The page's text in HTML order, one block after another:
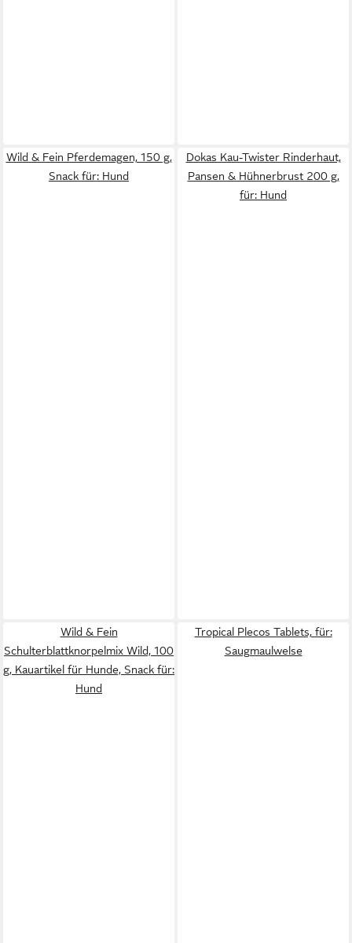
Wild & Fein Pferdemagen, 150 g,
Snack für: Hund
Dokas Kau-Twister Rinderhaut,
Pansen & Hühnerbrust 200 g,
für: Hund
Wild & Fein
Schulterblattknorpelmix Wild, 100
g, Kauartikel für Hunde, Snack für:
Hund
Tropical Plecos Tablets, für:
Saugmaulwelse